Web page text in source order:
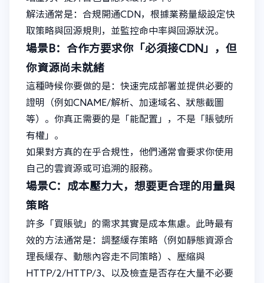
解法通常是：合規開通CDN，根據業務量級設定快
取策略與回源規則，並監控命中率與回源狀況。
場景B：合作方要求你「必須接CDN」，但
你資源尚未就緒
這種時候你要做的是：快速完成部署並提供必要的
證明（例如CNAME/解析、加速域名、狀態截圖
等）。你真正需要的是「能配置」，不是「賬號所
有權」。
如果對方真的在乎合規性，他們通常會要求你使用
自己的雲資源或可追溯的服務。
場景C：成本壓力大，想要更合理的用量與
策略
許多「買賬號」的需求其實是成本焦慮。此時最有
效的方法通常是：調整緩存策略（例如靜態資源合
理長緩存、動態內容走不同策略）、壓縮與
HTTP/2/HTTP/3、以及檢查是否存在大量不必要